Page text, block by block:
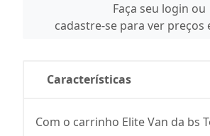
Faça seu login ou
cadastre-se para ver preços
Características
Com o carrinho Elite Van da bs